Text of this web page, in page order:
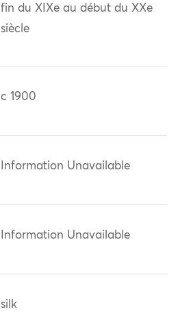
fin du XIXe au début du XXe
siècle
c 1900
Information Unavailable
Information Unavailable
silk